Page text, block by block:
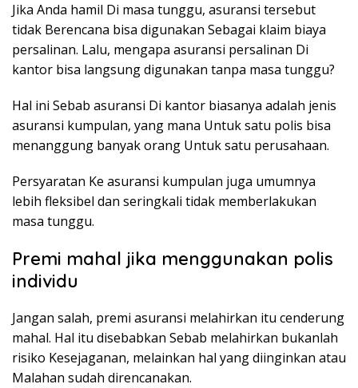
Jika Anda hamil Di masa tunggu, asuransi tersebut
tidak Berencana bisa digunakan Sebagai klaim biaya
persalinan. Lalu, mengapa asuransi persalinan Di
kantor bisa langsung digunakan tanpa masa tunggu?
Hal ini Sebab asuransi Di kantor biasanya adalah jenis
asuransi kumpulan, yang mana Untuk satu polis bisa
menanggung banyak orang Untuk satu perusahaan.
Persyaratan Ke asuransi kumpulan juga umumnya
lebih fleksibel dan seringkali tidak memberlakukan
masa tunggu.
Premi mahal jika menggunakan polis
individu
Jangan salah, premi asuransi melahirkan itu cenderung
mahal. Hal itu disebabkan Sebab melahirkan bukanlah
risiko Kesejaganan, melainkan hal yang diinginkan atau
Malahan sudah direncanakan.